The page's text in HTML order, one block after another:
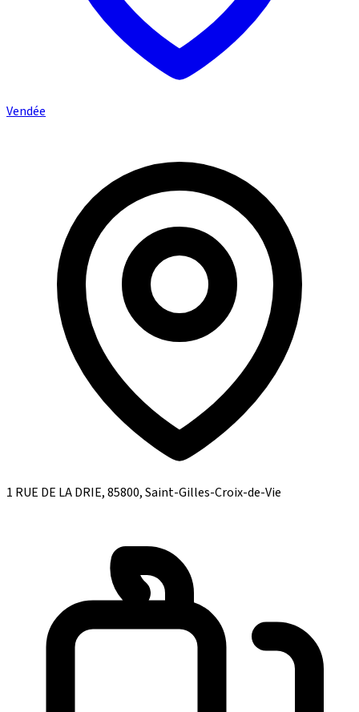
Vendée
1 RUE DE LA DRIE, 85800, Saint-Gilles-Croix-de-Vie